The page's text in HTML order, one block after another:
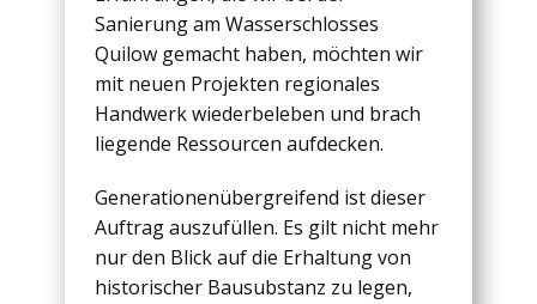
Sanierung am Wasserschlosses
Quilow gemacht haben, möchten wir
mit neuen Projekten regionales
Handwerk wiederbeleben und brach
liegende Ressourcen aufdecken.
Generationenübergreifend ist dieser
Auftrag auszufüllen. Es gilt nicht mehr
nur den Blick auf die Erhaltung von
historischer Bausubstanz zu legen,